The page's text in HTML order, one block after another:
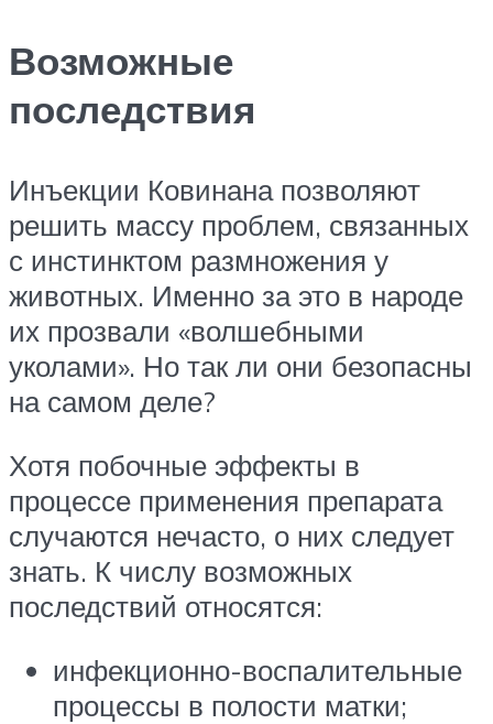
Возможные
последствия
Инъекции Ковинана позволяют
решить массу проблем, связанных
с инстинктом размножения у
животных. Именно за это в народе
их прозвали «волшебными
уколами». Но так ли они безопасны
на самом деле?
Хотя побочные эффекты в
процессе применения препарата
случаются нечасто, о них следует
знать. К числу возможных
последствий относятся:
инфекционно-воспалительные
процессы в полости матки;